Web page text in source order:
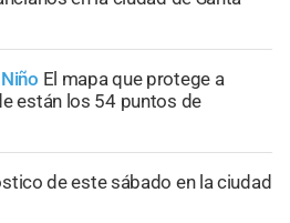
El mapa que protege a
están los 54 puntos de
de este sábado en la ciudad